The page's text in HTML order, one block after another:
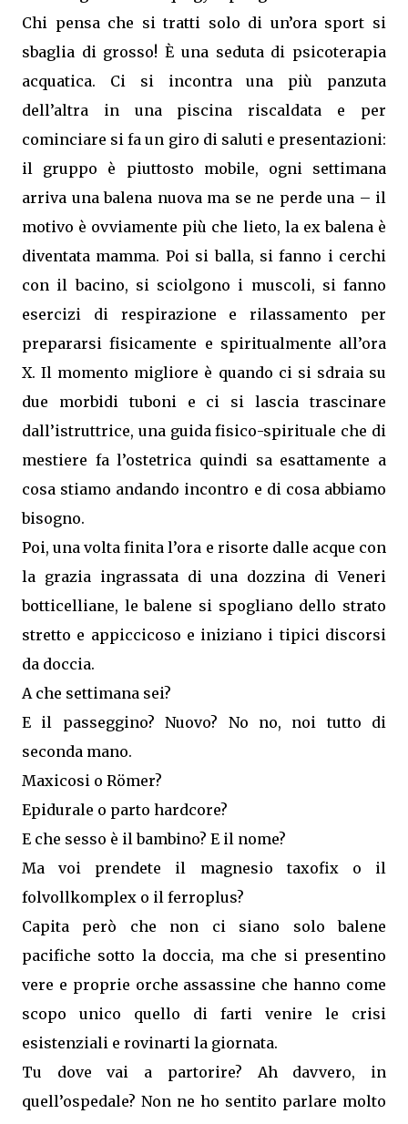
Chi pensa che si tratti solo di un’ora sport si
sbaglia di grosso! È una seduta di psicoterapia
acquatica. Ci si incontra una più panzuta
dell’altra in una piscina riscaldata e per
cominciare si fa un giro di saluti e presentazioni:
il gruppo è piuttosto mobile, ogni settimana
arriva una balena nuova ma se ne perde una – il
motivo è ovviamente più che lieto, la ex balena è
diventata mamma. Poi si balla, si fanno i cerchi
con il bacino, si sciolgono i muscoli, si fanno
esercizi di respirazione e rilassamento per
prepararsi fisicamente e spiritualmente all’ora
X. Il momento migliore è quando ci si sdraia su
due morbidi tuboni e ci si lascia trascinare
dall’istruttrice, una guida fisico-spirituale che di
mestiere fa l’ostetrica quindi sa esattamente a
cosa stiamo andando incontro e di cosa abbiamo
bisogno.
Poi, una volta finita l’ora e risorte dalle acque con
la grazia ingrassata di una dozzina di Veneri
botticelliane, le balene si spogliano dello strato
stretto e appiccicoso e iniziano i tipici discorsi
da doccia.
A che settimana sei?
E il passeggino? Nuovo? No no, noi tutto di
seconda mano.
Maxicosi o Römer?
Epidurale o parto hardcore?
E che sesso è il bambino? E il nome?
Ma voi prendete il magnesio taxofix o il
folvollkomplex o il ferroplus?
Capita però che non ci siano solo balene
pacifiche sotto la doccia, ma che si presentino
vere e proprie orche assassine che hanno come
scopo unico quello di farti venire le crisi
esistenziali e rovinarti la giornata.
Tu dove vai a partorire? Ah davvero, in
quell’ospedale? Non ne ho sentito parlare molto